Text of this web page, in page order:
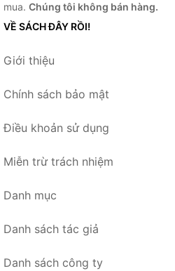
mua. Chúng tôi không bán hàng.
VỀ SÁCH ĐÂY RỒI!
Giới thiệu
Chính sách bảo mật
Điều khoản sử dụng
Miễn trừ trách nhiệm
Danh mục
Danh sách tác giả
Danh sách công ty